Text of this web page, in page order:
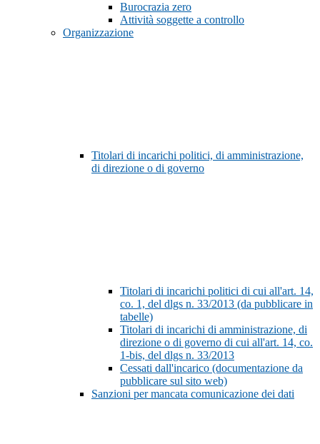
Burocrazia zero
Attività soggette a controllo
Organizzazione
Titolari di incarichi politici, di amministrazione,
di direzione o di governo
Titolari di incarichi politici di cui all'art. 14,
co. 1, del dlgs n. 33/2013 (da pubblicare in
tabelle)
Titolari di incarichi di amministrazione, di
direzione o di governo di cui all'art. 14, co.
1-bis, del dlgs n. 33/2013
Cessati dall'incarico (documentazione da
pubblicare sul sito web)
Sanzioni per mancata comunicazione dei dati